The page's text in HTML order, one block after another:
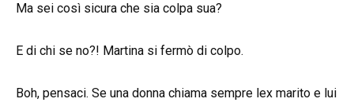
Ma sei così sicura che sia colpa sua?
E di chi se no?! Martina si fermò di colpo.
Boh, pensaci. Se una donna chiama sempre lex marito e lui